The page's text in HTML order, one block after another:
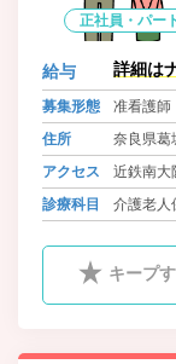
正社員・パー
給与 詳細は
募集形態
准看護師
住所
奈良県葛
アクセス
近鉄南大
近鉄南大
診療科目 介護老人
キープ